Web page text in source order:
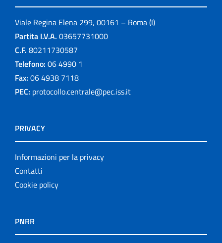
Viale Regina Elena 299, 00161 – Roma (I)
Partita I.V.A. 03657731000
C.F. 80211730587
Telefono: 06 4990 1
Fax: 06 4938 7118
PEC: protocollo.centrale@pec.iss.it
PRIVACY
Informazioni per la privacy
Contatti
Cookie policy
PNRR